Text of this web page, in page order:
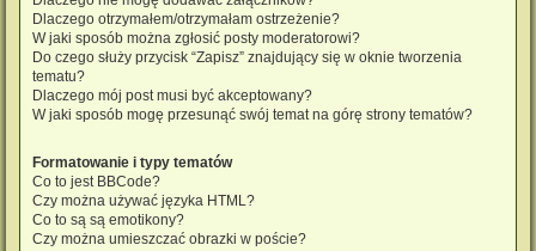
Dlaczego otrzymałem/otrzymałam ostrzeżenie?
W jaki sposób można zgłosić posty moderatorowi?
Do czego służy przycisk “Zapisz” znajdujący się w oknie tworzenia
tematu?
Dlaczego mój post musi być akceptowany?
W jaki sposób mogę przesunąć swój temat na górę strony tematów?
Formatowanie i typy tematów
Co to jest BBCode?
Czy można używać języka HTML?
Co to są są emotikony?
Czy można umieszczać obrazki w poście?